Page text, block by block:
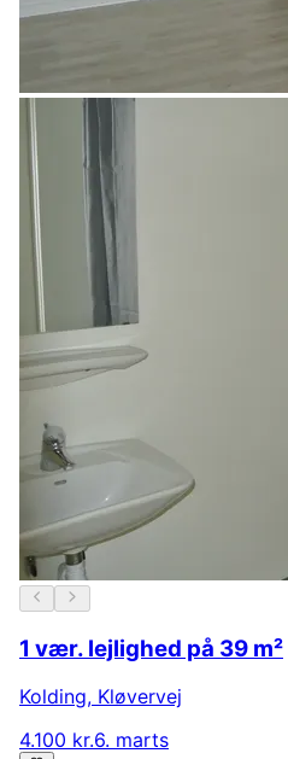
1 vær. lejlighed på 39 m²
Kolding, Kløvervej
4.100 kr.6. marts